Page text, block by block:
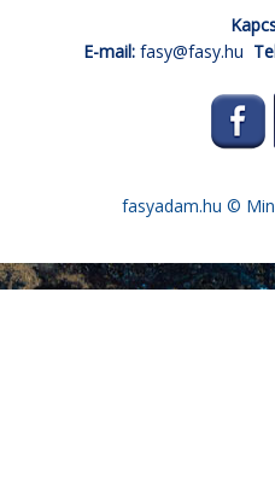
E-mail: fasy@fasy.hu
fasyadam.hu ©